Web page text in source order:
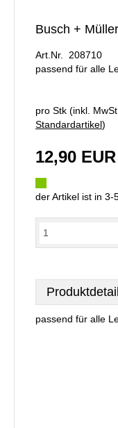
Busch +
Art.Nr. 208710
passend für alle
pro Stk (inkl.
Standardartikel)
12,90 EUR
der Artikel ist in 3-
passend für alle